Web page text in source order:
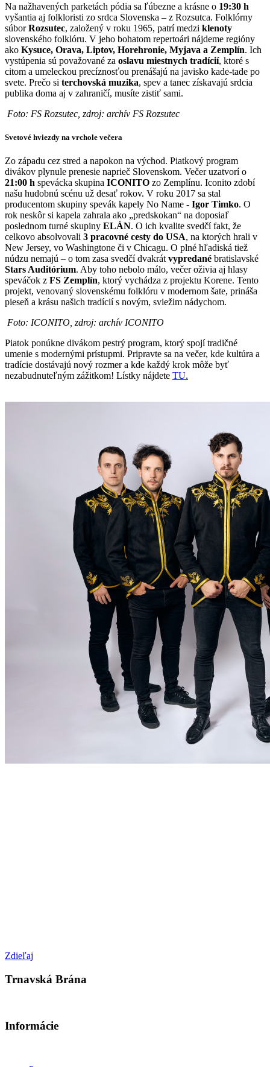
Na nažhavených parketách pódia sa ľúbezne a krásne o 19:30 h
vyšantia aj folkloristi zo srdca Slovenska – z Rozsutca. Folklórny
súborRozsutec, založený v roku 1965, patrí medzi klenoty
slovenského folklóru. V jeho bohatom repertoári nájdeme regióny
ako Kysuce, Orava, Liptov, Horehronie, Myjava a Zemplín. Ich
vystúpenia sú považované za oslavu miestnych tradícií, ktoré s
citom a umeleckou precíznosťou prenášajú na javisko kade-tade po
svete. Prečo si terchovská muzika, spev a tanec získavajú srdcia
publika doma aj v zahraničí, musíte zistiť sami.
Foto: FS Rozsutec, zdroj: archív FS Rozsutec
Svetové hviezdy na vrchole večera
Zo západu cez stred a napokon na východ. Piatkový program
divákov plynule prenesie naprieč Slovenskom. Večer uzatvorí o
21:00 h spevácka skupina ICONITO zo Zemplínu. Iconito zdobí
našu hudobnú scénu už desať rokov. V roku 2017 sa stal
producentom skupiny spevák kapely No Name - Igor Timko. O
rok neskôr si kapela zahrala ako „predskokan“ na doposiaľ
poslednom turné skupiny ELÁN. O ich kvalite svedčí fakt, že
celkovo absolvovali 3 pracovné cesty do USA, na ktorých hrali v
New Jersey, vo Washingtone či v Chicagu. O plné hľadiská tiež
núdzu nemajú – o tom zasa svedčí dvakrát vypredané bratislavské
Stars Auditórium. Aby toho nebolo málo, večer oživia aj hlasy
speváčok z FS Zemplín, ktorý vychádza z projektu Korene. Tento
projekt, venovaný slovenskému folklóru v modernom šate, prináša
pieseň a krásu našich tradícií s novým, sviežim nádychom.
Foto: ICONITO, zdroj: archív ICONITO
Piatok ponúkne divákom pestrý program, ktorý spojí tradičné
umenie s modernými prístupmi. Pripravte sa na večer, kde kultúra a
tradície dostávajú nový rozmer a kde každý krok môže byť
nezabudnuteľným zážitkom! Lístky nájdete TU.
Zdieľaj
Trnavská Brána
Informácie